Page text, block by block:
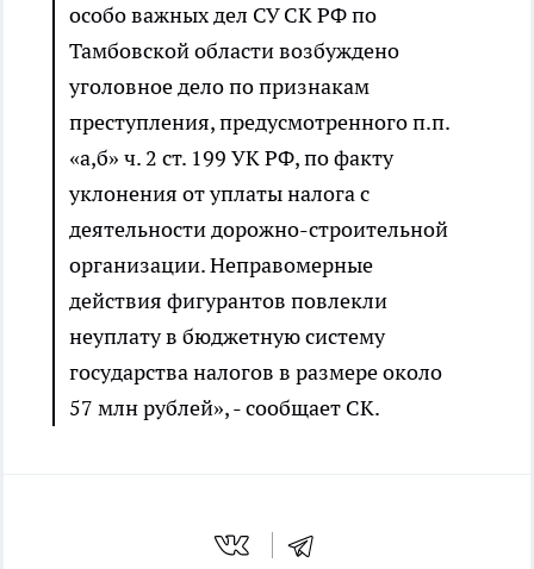
особо важных дел СУ СК РФ по
Тамбовской области возбуждено
уголовное дело по признакам
преступления, предусмотренного п.п.
«а,б» ч. 2 ст. 199 УК РФ, по факту
уклонения от уплаты налога с
деятельности дорожно-строительной
организации. Неправомерные
действия фигурантов повлекли
неуплату в бюджетную систему
государства налогов в размере около
57 млн рублей», - сообщает СК.